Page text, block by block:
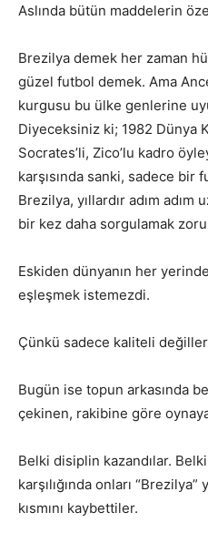
Aslında bütün maddelerin
Brezilya demek her zaman
güzel futbol demek. Ama
kurgusu bu ülke genlerine
Diyeceksiniz ki; 1982 Dünya
Socrates’li, Zico’lu kadro
karşısında sanki, sadece bir
Brezilya, yıllardır adım adım
bir kez daha sorgulamak
Eskiden dünyanın her
eşleşmek istemezdi.
Çünkü sadece kaliteli
Bugün ise topun arkasında
çekinen, rakibine göre
Belki disiplin kazandılar.
karşılığında onları
kısmını kaybettiler.